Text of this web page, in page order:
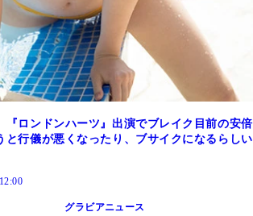
『ロンドンハーツ』出演でブレイク目前の安倍
と行儀が悪くなったり、ブサイクになるらしい
グラビアニュース